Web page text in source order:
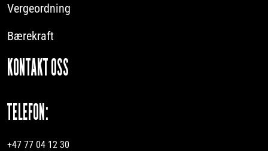
Vergeordning
Bærekraft
KONTAKT OSS
TELEFON:
+47 77 04 12 30